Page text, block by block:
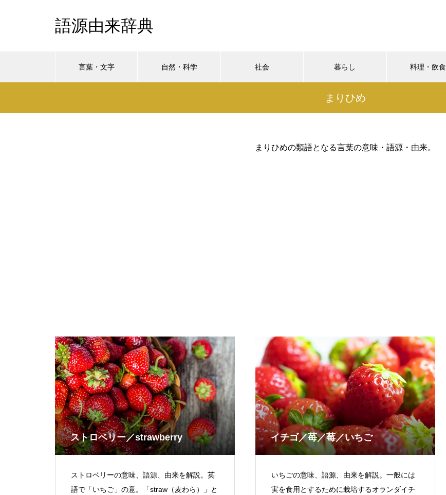
語源由来辞典
言葉・文字 自然・科学 社会 暮らし 料理・飲食
まりひめ
まりひめの類語となる言葉の意味・語源・由来。
ストロベリー／strawberry
ストロベリーの意味、語源、由来を解説。英
語で「いちご」の意。「straw（麦わら）」と
イチゴ／苺／莓／いちご
いちごの意味、語源、由来を解説。一般には
実を食用とするために栽培するオランダイチ